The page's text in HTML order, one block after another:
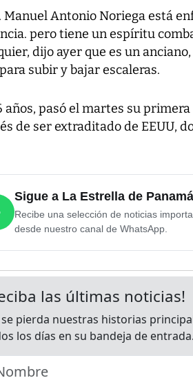
Manuel Antonio Noriega está
pero tiene un espíritu
dijo ayer que es un
subir y bajar escaleras.
años, pasó el martes su
de ser extraditado de EEUU,
Sigue a La Estrella de
Recibe una selección de noticias
desde nuestro canal de WhatsApp.